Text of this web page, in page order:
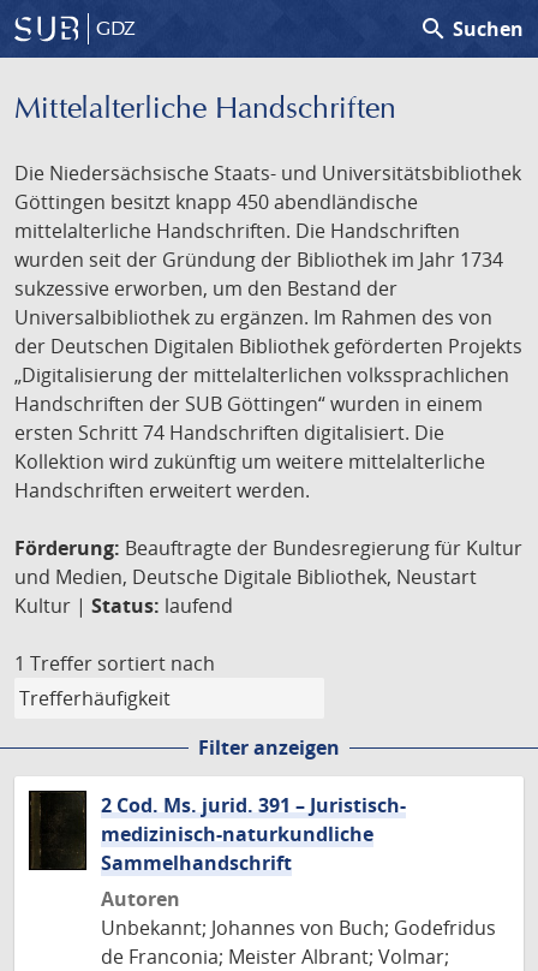
GDZ search Suchen
Mittelalterliche Handschriften
Die Niedersächsische Staats- und Universitätsbibliothek
Göttingen besitzt knapp 450 abendländische
mittelalterliche Handschriften. Die Handschriften
wurden seit der Gründung der Bibliothek im Jahr 1734
sukzessive erworben, um den Bestand der
Universalbibliothek zu ergänzen. Im Rahmen des von
der Deutschen Digitalen Bibliothek geförderten Projekts
„Digitalisierung der mittelalterlichen volkssprachlichen
Handschriften der SUB Göttingen“ wurden in einem
ersten Schritt 74 Handschriften digitalisiert. Die
Kollektion wird zukünftig um weitere mittelalterliche
Handschriften erweitert werden.
Förderung: Beauftragte der Bundesregierung für Kultur
und Medien, Deutsche Digitale Bibliothek, Neustart
Kultur | Status: laufend
1 Treffer sortiert nach
Filter anzeigen
2 Cod. Ms. jurid. 391 – Juristisch-
medizinisch-naturkundliche
Sammelhandschrift
Autoren
Unbekannt; Johannes von Buch; Godefridus
de Franconia; Meister Albrant; Volmar;